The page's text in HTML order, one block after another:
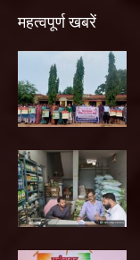
महत्वपूर्ण खबरें